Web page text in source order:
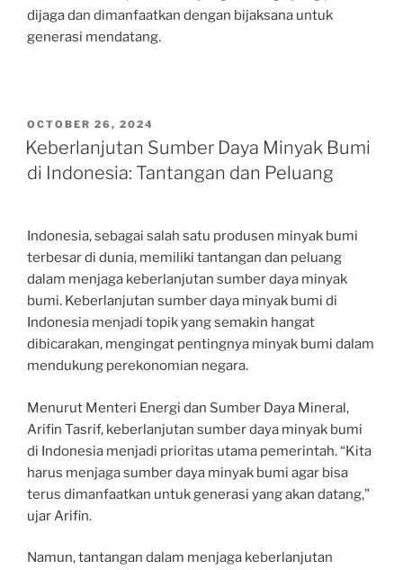
dijaga dan dimanfaatkan dengan bijaksana untuk
generasi mendatang.
POSTED
ON
OCTOBER 26, 2024
Keberlanjutan Sumber Daya Minyak Bumi
di Indonesia: Tantangan dan Peluang
Indonesia, sebagai salah satu produsen minyak bumi
terbesar di dunia, memiliki tantangan dan peluang
dalam menjaga keberlanjutan sumber daya minyak
bumi. Keberlanjutan sumber daya minyak bumi di
Indonesia menjadi topik yang semakin hangat
dibicarakan, mengingat pentingnya minyak bumi dalam
mendukung perekonomian negara.
Menurut Menteri Energi dan Sumber Daya Mineral,
Arifin Tasrif, keberlanjutan sumber daya minyak bumi
di Indonesia menjadi prioritas utama pemerintah. “Kita
harus menjaga sumber daya minyak bumi agar bisa
terus dimanfaatkan untuk generasi yang akan datang,”
ujar Arifin.
Namun, tantangan dalam menjaga keberlanjutan